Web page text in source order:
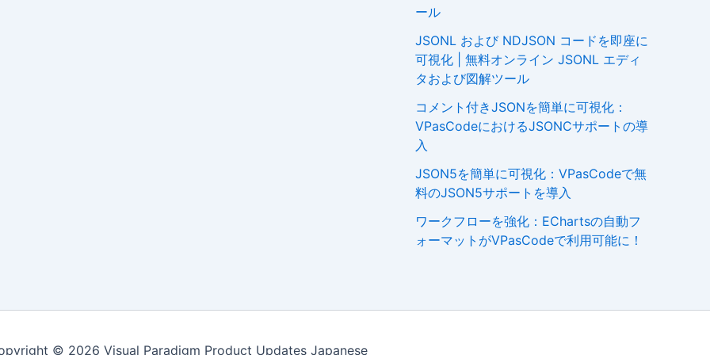
ール
JSONL および NDJSON コードを即座に
可視化 | 無料オンライン JSONL エディ
タおよび図解ツール
コメント付きJSONを簡単に可視化：
VPasCodeにおけるJSONCサポートの導
入
JSON5を簡単に可視化：VPasCodeで無
料のJSON5サポートを導入
ワークフローを強化：EChartsの自動フ
ォーマットがVPasCodeで利用可能に！
© 2026 Visual Paradigm Product Updates Japanese